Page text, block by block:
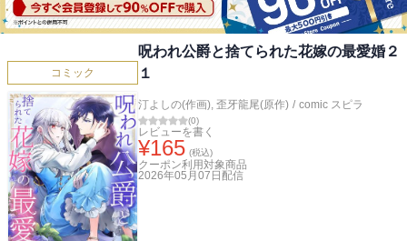
コミック
呪われ公爵と捨てられた花嫁の最愛婚２
１
汀よしの(作画), 歪牙龍尾(原作) / comic スピラ
(0)
レビューを書く
¥165 (税込)
クーポン利用対象商品
2026年05月07日 配信